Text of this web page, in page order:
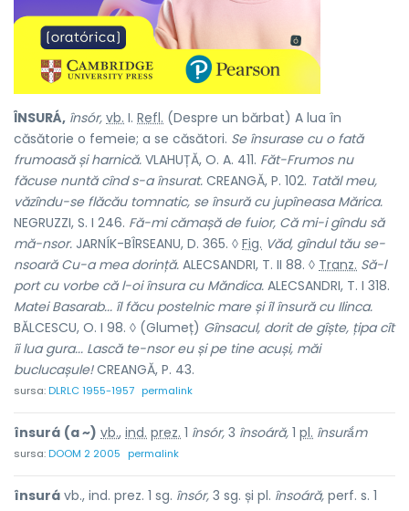
ÎNSURÁ, însór, vb. I. Refl. (Despre un bărbat) A lua în
căsătorie o femeie; a se căsători. Se însurase cu o fată
frumoasă și harnică. VLAHUȚĂ, O. A. 411. Făt-Frumos nu
făcuse nuntă cînd s-a însurat. CREANGĂ, P. 102. Tatăl meu,
văzîndu-se flăcău tomnatic, se însură cu jupîneasa Mărica.
NEGRUZZI, S. I 246. Fă-mi cămașă de fuior, Că mi-i gîndu să
mă-nsor. JARNÍK-BÎRSEANU, D. 365. ◊ Fig. Văd, gîndul tău se-
nsoară Cu-a mea dorință. ALECSANDRI, T. II 88. ◊ Tranz. Să-l
port cu vorbe că l-oi însura cu Măndica. ALECSANDRI, T. I 318.
Matei Basarab... îl făcu postelnic mare și îl însură cu Ilinca.
BĂLCESCU, O. I 98. ◊ (Glumeț) Gînsacul, dorit de gîște, țipa cît
îi lua gura... Lască te-nsor eu și pe tine acuși, măi
buclucașule!CREANGĂ, P. 43.
sursa:DLRLC 1955-1957 permalink
însurá (a ~) vb., ind. prez. 1 însór, 3 însoáră, 1 pl. însurắm
sursa:DOOM 2 2005 permalink
însurá vb., ind. prez. 1 sg. însór, 3 sg. și pl. însoáră, perf. s. 1